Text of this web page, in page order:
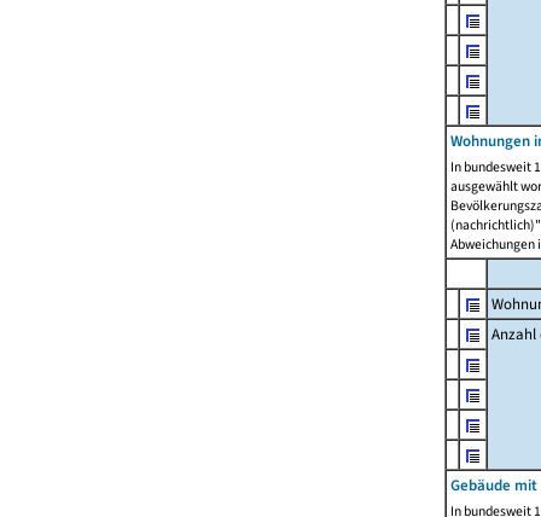
Wohnungen
In bundesweit
ausgewählt
Abweichungen
Anzahl
Gebäude
In bundesweit